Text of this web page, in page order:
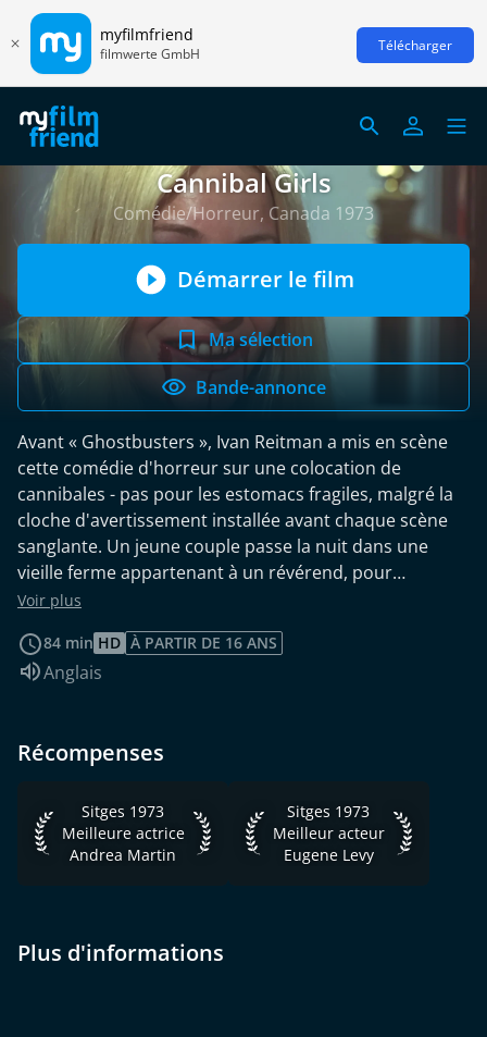
myfilmfriend
filmwerte GmbH Télécharger
Cannibal Girls
Comédie/Horreur, Canada 1973
Démarrer le film
Ma sélection
Bande-annonce
Avant « Ghostbusters », Ivan Reitman a mis en scène
cette comédie d'horreur sur une colocation de
cannibales - pas pour les estomacs fragiles, malgré la
cloche d'avertissement installée avant chaque scène
sanglante. Un jeune couple passe la nuit dans une
vieille ferme appartenant à un révérend, pour
découvrir qu'elle est également habitée par de belles
Voir plus
84 min HD À PARTIR DE 16 ANS
Audio :
Anglais
Récompenses
Sitges 1973 Meilleure actrice Andrea Martin
Sitges 1973
Meilleure actrice
Andrea Martin
Sitges 1973 Meilleur acteur
Sitges 1973
Meilleur acteur
Eugene Levy
Plus d'informations